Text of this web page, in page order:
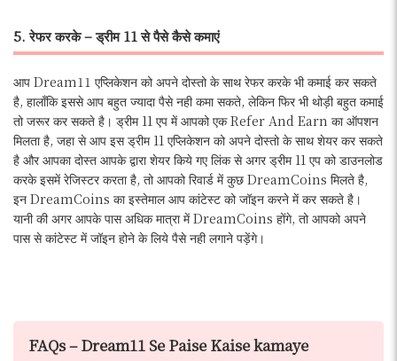
5. रेफर करके – ड्रीम 11 से पैसे कैसे कमाएं
आप Dream11 एप्लिकेशन को अपने दोस्तो के साथ रेफर करके भी कमाई कर सकते
है, हालाँकि इससे आप बहुत ज्यादा पैसे नही कमा सकते, लेकिन फिर भी थोड़ी बहुत कमाई
तो जरूर कर सकते है। ड्रीम 11 एप में आपको एक Refer And Earn का ऑपशन
मिलता है, जहा से आप इस ड्रीम 11 एप्लिकेशन को अपने दोस्तो के साथ शेयर कर सकते
है और आपका दोस्त आपके द्वारा शेयर किये गए लिंक से अगर ड्रीम 11 एप को डाउनलोड
करके इसमें रेजिस्टर करता है, तो आपको रिवार्ड में कुछ DreamCoins मिलते है,
इन DreamCoins का इस्तेमाल आप कांटेस्ट को जॉइन करने में कर सकते है।
यानी की अगर आपके पास अधिक मात्रा में DreamCoins होंगे, तो आपको अपने
पास से कांटेस्ट में जॉइन होने के लिये पैसे नही लगाने पड़ेंगे।
FAQs – Dream11 Se Paise Kaise kamaye